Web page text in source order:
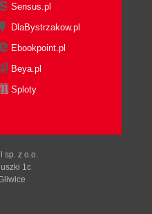
Sensus.pl
DlaBystrzakow.pl
Ebookpoint.pl
Beya.pl
Sploty
sp. z o.o.
1c